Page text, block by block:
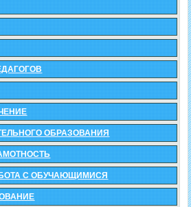
ОБРАЗОВАНИЯ
С ОБУЧАЮЩИМИСЯ